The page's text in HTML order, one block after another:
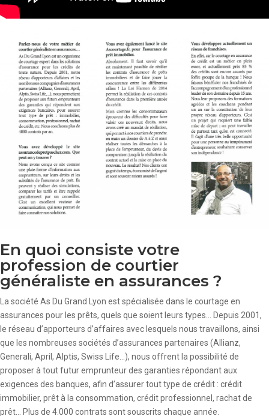
En quoi consiste votre
profession de courtier
généraliste en assurances ?
La société As Du Grand Lyon est spécialisée dans le courtage en
assurances pour les prêts, quels que soient leurs types… Depuis 2001,
le réseau d’apporteurs d’affaires avec lesquels nous travaillons, ainsi
que les nombreuses sociétés d’assurances partenaires (Allianz,
Generali, April, Alptis, Swiss Life…), nous offrent la possibilité de
proposer à tout futur emprunteur des garanties répondant aux
exigences des banques, afin d’assurer tout type de crédit : crédit
immobilier, prêt à la consommation, crédit professionnel, rachat de
prêt… Plus de 4.000 contrats sont souscrits chaque année.